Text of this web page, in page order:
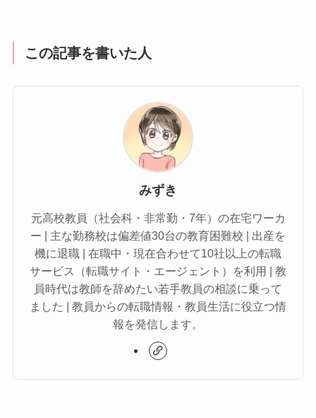
この記事を書いた人
みずき
元高校教員（社会科・非常勤・7年）の在宅ワーカ
ー | 主な勤務校は偏差値30台の教育困難校 | 出産を
機に退職 | 在職中・現在合わせて10社以上の転職
サービス（転職サイト・エージェント）を利用 | 教
員時代は教師を辞めたい若手教員の相談に乗って
ました | 教員からの転職情報・教員生活に役立つ情
報を発信します。